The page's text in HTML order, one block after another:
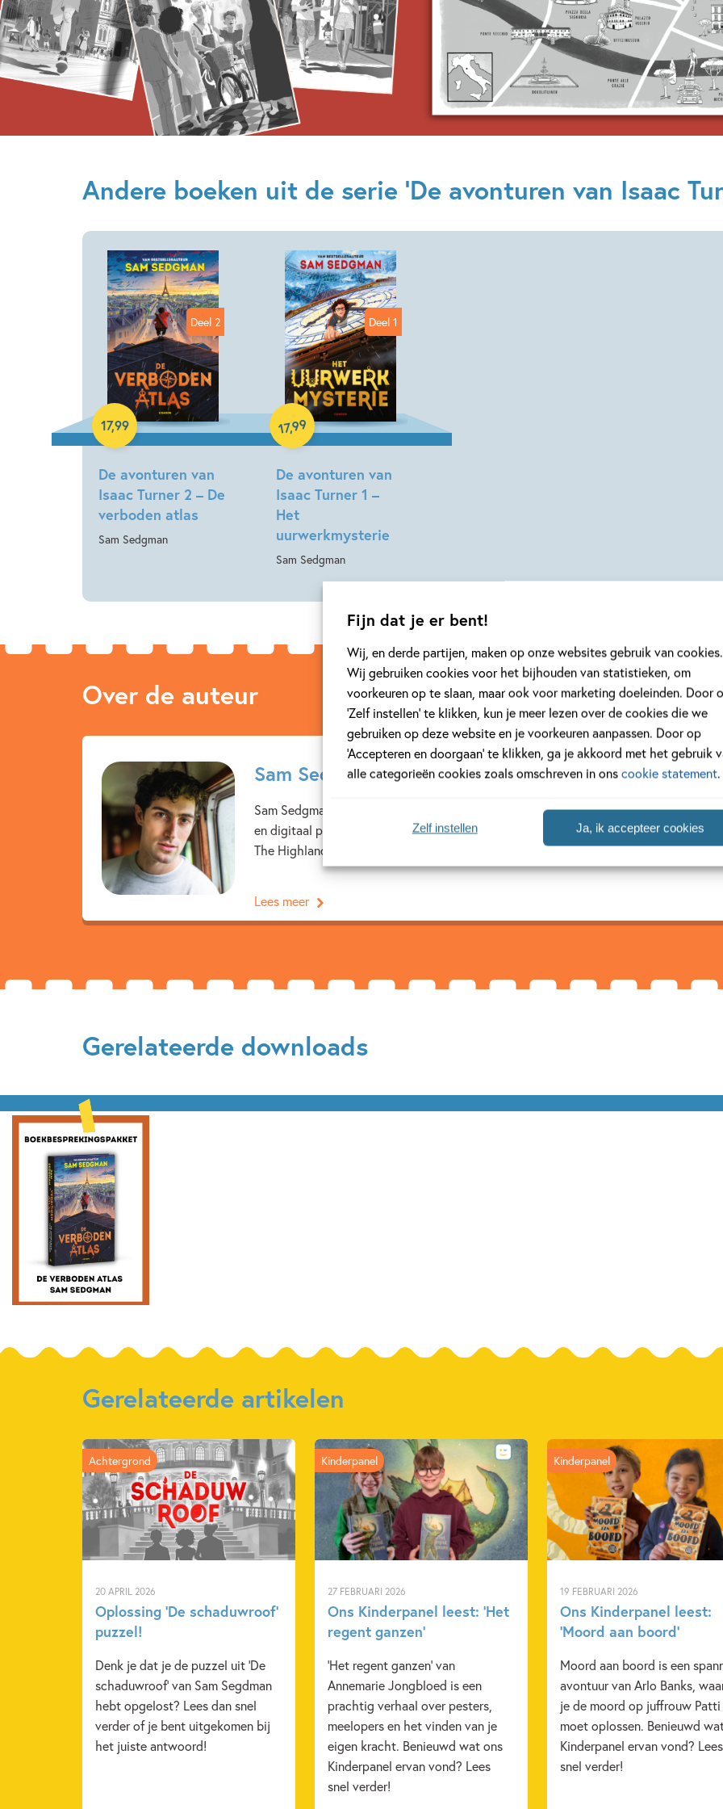
Fijn dat je er bent!
Wij, en derde partijen, maken op onze websites gebruik van cookies.
Wij gebruiken cookies voor het bijhouden van statistieken, om
voorkeuren op te slaan, maar ook voor marketing doeleinden. Door
‘Zelf instellen’ te klikken, kun je meer lezen over de cookies die we
gebruiken op deze website en je voorkeuren aanpassen. Door op
‘Accepteren en doorgaan’ te klikken, ga je akkoord met het gebruik
alle categorieën cookies zoals omschreven in onscookie statement.
Ja, ik accepteer cookies
Zelf instellen
Uitgever:
Condor
Verschijningsdatum: 11-05-
Kenmerken van dit boek
9 – 12 jaar
Spanning
Sam Sedgman
Andere boeken uit de serie 'De avonturen van Isaac
Deel 2
De avonturen van
Isaac Turner 2 – De
verboden atlas
Sam Sedgman
17,99
Hardcover
Deel 1
De avonturen van
Isaac Turner 1 –
Het
uurwerkmysterie
Sam Sedgman
17,99
Hardcover
Over de auteur
Sam Sedgman
Sam Sedgman is bestsellerauteur en presentator. Voordat hij verhalen voor
en digitaal producer en richtte hij een bedrijf op dat moordmysteries/
The Highland Falcon Thief,...
Lees meer
Gerelateerde downloads
Gerelateerde artikelen
20 APRIL 2026
Oplossing ‘De schaduwroof’
puzzel!
Denk je dat je de puzzel uit 'De
schaduwroof' van Sam Segdman
hebt opgelost? Lees dan snel
verder of je bent uitgekomen bij
het juiste antwoord!
Achtergrond
27 FEBRUARI 2026
Ons Kinderpanel leest: ‘Het
regent ganzen’
'Het regent ganzen' van
Annemarie Jongbloed is een
prachtig verhaal over pesters,
meelopers en het vinden van je
eigen kracht. Benieuwd wat ons
Kinderpanel ervan vond? Lees
snel verder!
Kinderpanel
19 FEBRUARI 2026
Ons Kinderpanel leest:
‘Moord aan boord’
Moord aan boord is een
avontuur van Arlo Banks,
je de moord op juffrouw Patti
moet oplossen. Benieuwd
Kinderpanel ervan vond? Lees
snel verder!
Kinderpanel